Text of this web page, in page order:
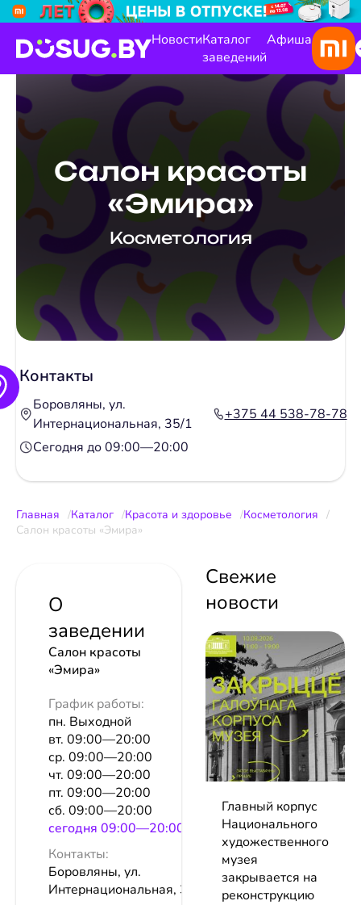
НовостиКаталог
заведений
Афиша
Салон красоты
«Эмира»
Косметология
Контакты
Боровляны, ул.
Интернациональная, 35/1
+375 44 538-78-78
Сегодня до 09:00—20:00
Главная Каталог Красота и здоровье
Косметология
Салон красоты «Эмира»
О
заведении
Салон красоты
«Эмира»
График работы:
пн. Выходной
вт. 09:00—20:00
ср. 09:00—20:00
чт. 09:00—20:00
пт. 09:00—20:00
сб. 09:00—20:00
сeгодня 09:00—20:00
Контакты:
Боровляны, ул.
Интернациональная, 35/1
Свежие
новости
Главный корпус
Национального
художественного
музея
закрывается на
реконструкцию